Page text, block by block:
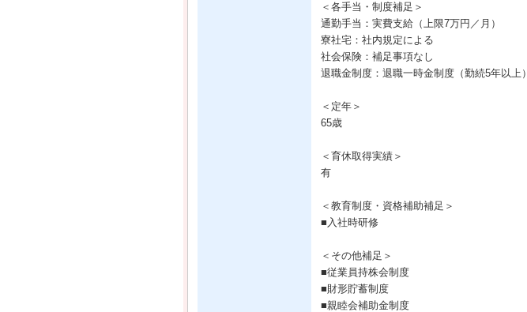
＜各手当・制度補足＞
通勤手当：実費支給（上限7万円／月）
寮社宅：社内規定による
社会保険：補足事項なし
退職金制度：退職一時金制度（勤続5年以上）
＜定年＞
65歳
＜育休取得実績＞
有
＜教育制度・資格補助補足＞
■入社時研修
＜その他補足＞
■従業員持株会制度
■財形貯蓄制度
■親睦会補助金制度